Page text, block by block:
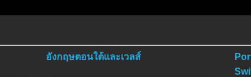
อังกฤษตอนใต้และเวลส์